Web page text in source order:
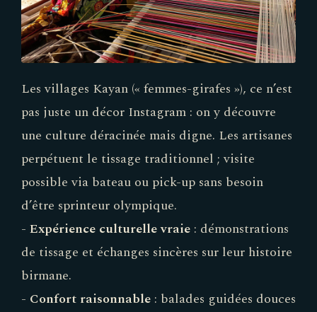
Les villages Kayan (« femmes-girafes »), ce n’est
pas juste un décor Instagram : on y découvre
une culture déracinée mais digne. Les artisanes
perpétuent le tissage traditionnel ; visite
possible via bateau ou pick-up sans besoin
d’être sprinteur olympique.
- Expérience culturelle vraie : démonstrations
de tissage et échanges sincères sur leur histoire
birmane.
- Confort raisonnable : balades guidées douces